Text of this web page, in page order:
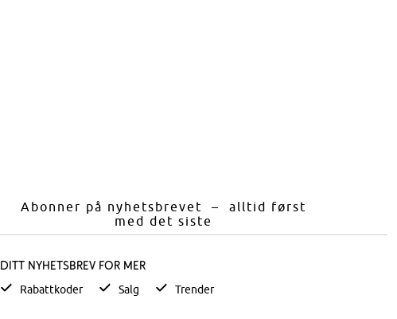
Abonner på nyhetsbrevet – alltid først
med det siste
Ditt nyhetsbrev for mer
Rabattkoder Salg Trender